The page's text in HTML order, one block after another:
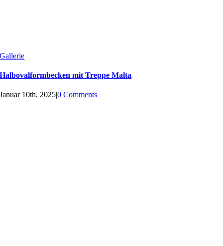
Gallerie
Halbovalformbecken mit Treppe Malta
Januar 10th, 2025|0 Comments